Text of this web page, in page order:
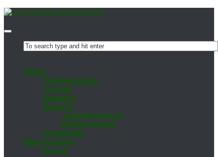
Ver­ein
Trai­nings­zei­ten
Chro­nik
Vor­stand
Sat­zung
Ju­gend­ord­nung
Eh­ren­ord­nung
Down­loads
Mann­schaf­ten
Her­ren